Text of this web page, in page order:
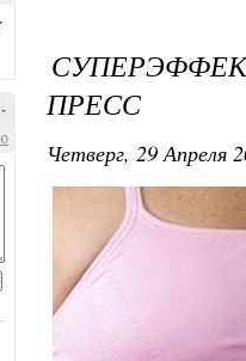
-
ПРЕСС
Четверг, 29 Апреля